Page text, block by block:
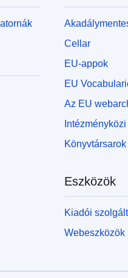
Cellar
EU-appok
EU
Az EU
Könyvtársarok
Eszközök
Kiadói
Webeszközök